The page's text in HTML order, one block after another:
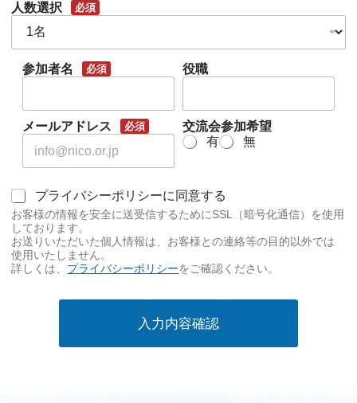
人数選択 必須
参加者名 必須
メールアドレス 必須
役職
交流会参加希望
有
無
同
意
事
項
必
須
プライバシーポリシーに同意する
お客様の情報を安全に送受信するためにSSL（暗号化通信）を使用
しております。
お送りいただいた個人情報は、お客様との連絡等の目的以外では
使用いたしません。
詳しくは、 プライバシーポリシーをご確認ください。
入力内容確認